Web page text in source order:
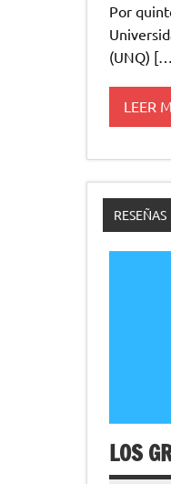
Por
(UNQ)
LEER
RESEÑAS
LOS